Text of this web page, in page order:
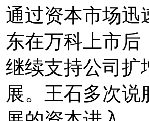
通过资本市场迅
东在万科上市后
继续支持公司扩
展。王石多次